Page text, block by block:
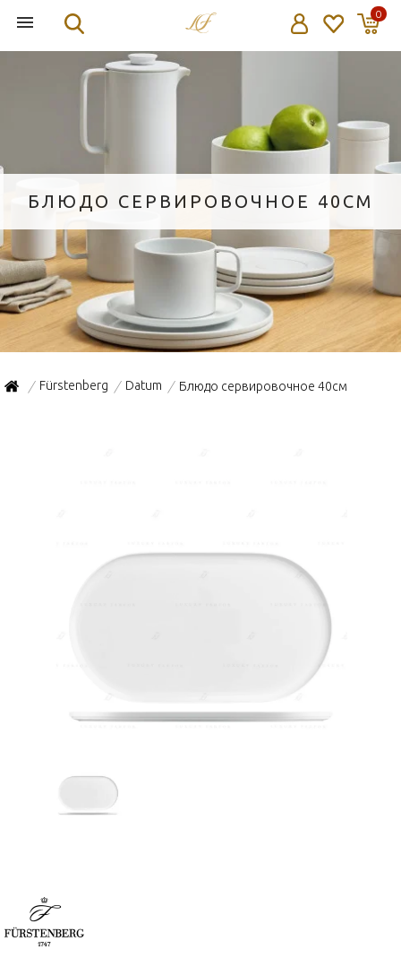
0
БЛЮДО СЕРВИРОВОЧНОЕ 40СМ
/ Fürstenberg / Datum / Блюдо сервировочное 40см